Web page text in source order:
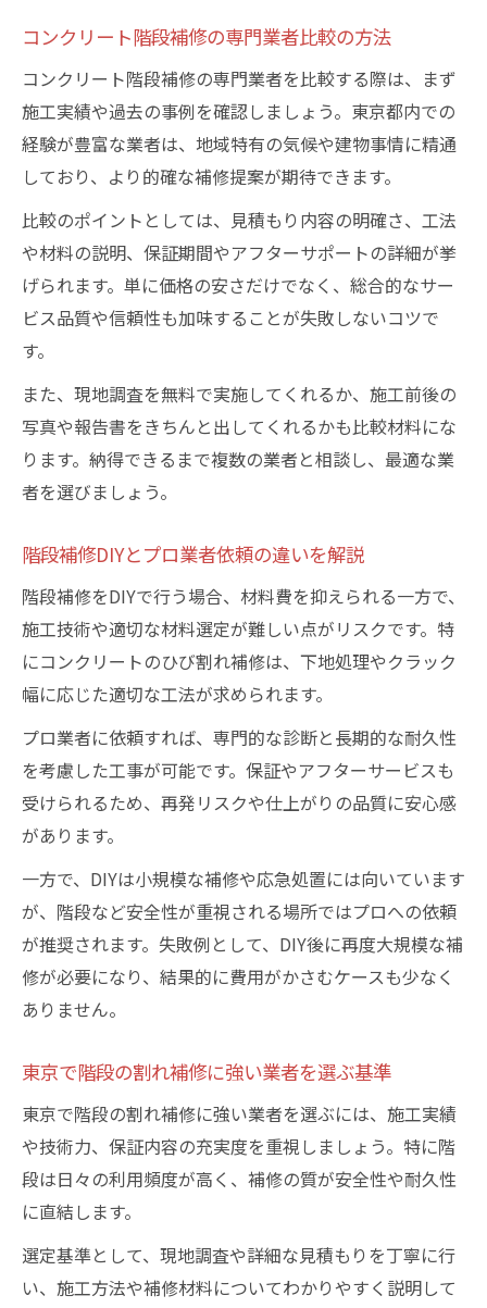
コンクリート階段補修の専門業者比較の方法
コンクリート階段補修の専門業者を比較する際は、まず
施工実績や過去の事例を確認しましょう。東京都内での
経験が豊富な業者は、地域特有の気候や建物事情に精通
しており、より的確な補修提案が期待できます。
比較のポイントとしては、見積もり内容の明確さ、工法
や材料の説明、保証期間やアフターサポートの詳細が挙
げられます。単に価格の安さだけでなく、総合的なサー
ビス品質や信頼性も加味することが失敗しないコツで
す。
また、現地調査を無料で実施してくれるか、施工前後の
写真や報告書をきちんと出してくれるかも比較材料にな
ります。納得できるまで複数の業者と相談し、最適な業
者を選びましょう。
階段補修DIYとプロ業者依頼の違いを解説
階段補修をDIYで行う場合、材料費を抑えられる一方で、
施工技術や適切な材料選定が難しい点がリスクです。特
にコンクリートのひび割れ補修は、下地処理やクラック
幅に応じた適切な工法が求められます。
プロ業者に依頼すれば、専門的な診断と長期的な耐久性
を考慮した工事が可能です。保証やアフターサービスも
受けられるため、再発リスクや仕上がりの品質に安心感
があります。
一方で、DIYは小規模な補修や応急処置には向いています
が、階段など安全性が重視される場所ではプロへの依頼
が推奨されます。失敗例として、DIY後に再度大規模な補
修が必要になり、結果的に費用がかさむケースも少なく
ありません。
東京で階段の割れ補修に強い業者を選ぶ基準
東京で階段の割れ補修に強い業者を選ぶには、施工実績
や技術力、保証内容の充実度を重視しましょう。特に階
段は日々の利用頻度が高く、補修の質が安全性や耐久性
に直結します。
選定基準として、現地調査や詳細な見積もりを丁寧に行
い、施工方法や補修材料についてわかりやすく説明して